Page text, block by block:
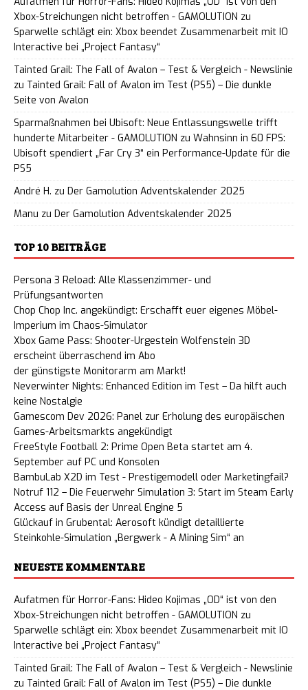
Xbox-Streichungen nicht betroffen - GAMOLUTION zu
Sparwelle schlägt ein: Xbox beendet Zusammenarbeit mit IO
Interactive bei „Project Fantasy“
Tainted Grail: The Fall of Avalon – Test & Vergleich - Newslinie
zu Tainted Grail: Fall of Avalon im Test (PS5) – Die dunkle
Seite von Avalon
Sparmaßnahmen bei Ubisoft: Neue Entlassungswelle trifft
hunderte Mitarbeiter - GAMOLUTION zu Wahnsinn in 60 FPS:
Ubisoft spendiert „Far Cry 3“ ein Performance-Update für die
PS5
André H. zu Der Gamolution Adventskalender 2025
Manu zu Der Gamolution Adventskalender 2025
TOP 10 BEITRÄGE
Persona 3 Reload: Alle Klassenzimmer- und
Prüfungsantworten
Chop Chop Inc. angekündigt: Erschafft euer eigenes Möbel-
Imperium im Chaos-Simulator
Xbox Game Pass: Shooter-Urgestein Wolfenstein 3D
erscheint überraschend im Abo
der günstigste Monitorarm am Markt!
Neverwinter Nights: Enhanced Edition im Test – Da hilft auch
keine Nostalgie
Gamescom Dev 2026: Panel zur Erholung des europäischen
Games-Arbeitsmarkts angekündigt
FreeStyle Football 2: Prime Open Beta startet am 4.
September auf PC und Konsolen
BambuLab X2D im Test - Prestigemodell oder Marketingfail?
Notruf 112 – Die Feuerwehr Simulation 3: Start im Steam Early
Access auf Basis der Unreal Engine 5
Glückauf in Grubental: Aerosoft kündigt detaillierte
Steinkohle-Simulation „Bergwerk - A Mining Sim“ an
NEUESTE KOMMENTARE
Aufatmen für Horror-Fans: Hideo Kojimas „OD“ ist von den
Xbox-Streichungen nicht betroffen - GAMOLUTION zu
Sparwelle schlägt ein: Xbox beendet Zusammenarbeit mit IO
Interactive bei „Project Fantasy“
Tainted Grail: The Fall of Avalon – Test & Vergleich - Newslinie
zu Tainted Grail: Fall of Avalon im Test (PS5) – Die dunkle